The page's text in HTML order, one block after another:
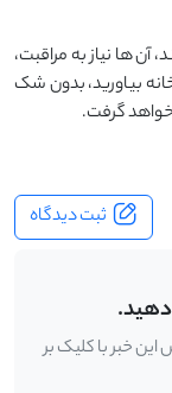
‌ها نیاز به مراقبت،
بیاورید، بدون شک
گرفت.
ثبت دیدگاه
خبر با کلیک بر